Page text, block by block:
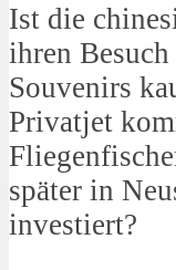
Ist die
ihren
Souvenirs
Privatjet
später in
investiert?